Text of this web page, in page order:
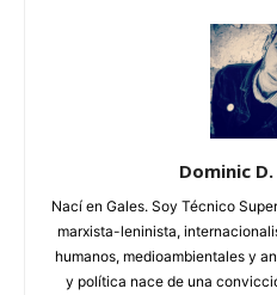
Dominic
Nací en Gales. Soy Técnico
marxista-leninista,
humanos, medioambientales y
y política nace de una